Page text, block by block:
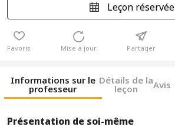
Leçon réservée
Favoris Mise à jour Partager
Informations sur le
professeur
Détails de la
leçon Avis
Présentation de soi-même